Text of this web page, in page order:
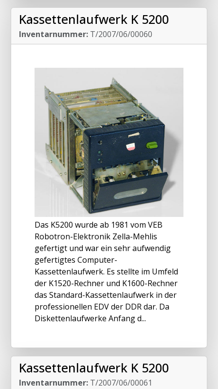
Kassettenlaufwerk K 5200
Inventarnummer: T/2007/06/00060
Das K5200 wurde ab 1981 vom VEB
Robotron-Elektronik Zella-Mehlis
gefertigt und war ein sehr aufwendig
gefertigtes Computer-
Kassettenlaufwerk. Es stellte im Umfeld
der K1520-Rechner und K1600-Rechner
das Standard-Kassettenlaufwerk in der
professionellen EDV der DDR dar. Da
Diskettenlaufwerke Anfang d...
Kassettenlaufwerk K 5200
Inventarnummer: T/2007/06/00061